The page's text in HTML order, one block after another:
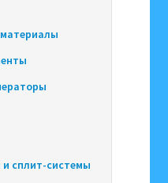
сплит-системы